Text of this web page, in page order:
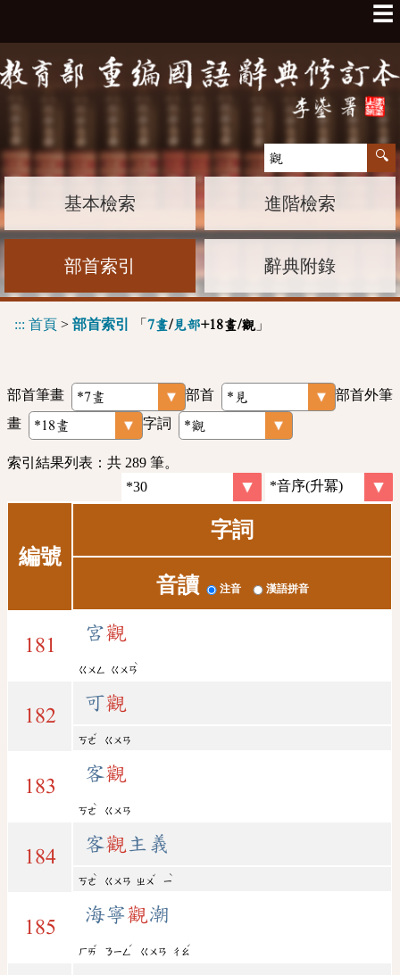
☰
基本檢索 進階檢索
部首索引 辭典附錄
::: 首頁 > 部首索引 「 7畫/見部+18畫/觀 」
部首筆畫 部首
部首外筆
畫
字詞
索引結果列表：共 289 筆。
編號
字詞
音讀 注音 漢語拼音
181
宮觀
ㄍㄨㄥ ㄍㄨㄢ
ˋ
182
可觀
ㄎㄜ
ˇ
ㄍㄨㄢ
183
客觀
ㄎㄜ
ˋ
ㄍㄨㄢ
184
客觀 主義
ㄎㄜ
ˋ
ㄍㄨㄢ ㄓㄨ
ˇ
ㄧ
ˋ
185
海寧觀潮
ㄏㄞ
ˇ
ㄋㄧㄥ
ˊ
ㄍㄨㄢ ㄔㄠ
ˊ